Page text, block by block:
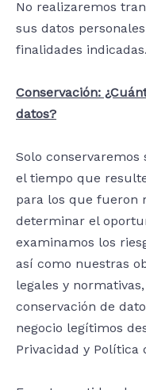
No realizaremos
sus datos
finalidades indicadas.
Conservación:
datos?
Solo
el tiempo que
para los que fueron
determinar el
examinamos los
así como nuestras
legales y
conservación de
negocio legítimos
Privacidad y Política